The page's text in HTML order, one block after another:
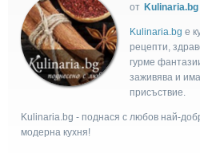
от Kulinaria.bg
Kulinaria.bg e
рецепти,
гурме
заживява и
присъствие.
Kulinaria.bg - поднася с любов най-
модерна кухня!